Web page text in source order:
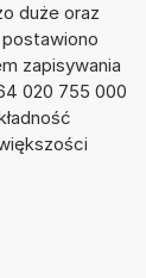
duże oraz
zapisywania
020 755 000